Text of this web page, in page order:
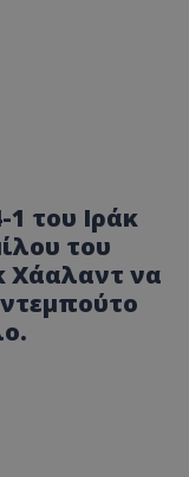
του Ιράκ
του
Χάαλαντ να